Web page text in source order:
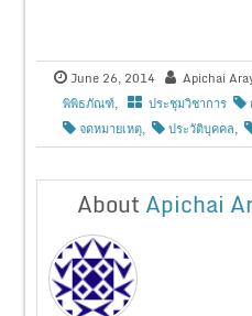
June 26, 2014 Apichai
พิพิธภัณฑ์, ประชุมวิชาการ
จดหมายเหตุ, ประวัติบุคคล,
About Apichai